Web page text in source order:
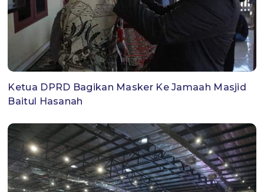
Ketua DPRD Bagikan Masker Ke Jamaah Masjid
Baitul Hasanah